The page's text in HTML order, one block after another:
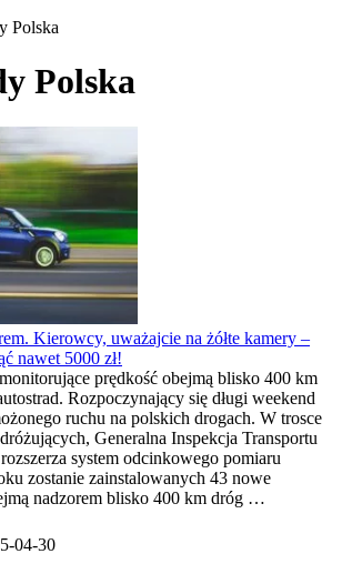
Polska
Polska
Kierowcy, uważajcie na żółte kamery –
nawet 5000 zł!
prędkość obejmą blisko 400 km
Rozpoczynający się długi weekend
ruchu na polskich drogach. W trosce
Generalna Inspekcja Transportu
system odcinkowego pomiaru
zostanie zainstalowanych 43 nowe
nadzorem blisko 400 km dróg …
04-30